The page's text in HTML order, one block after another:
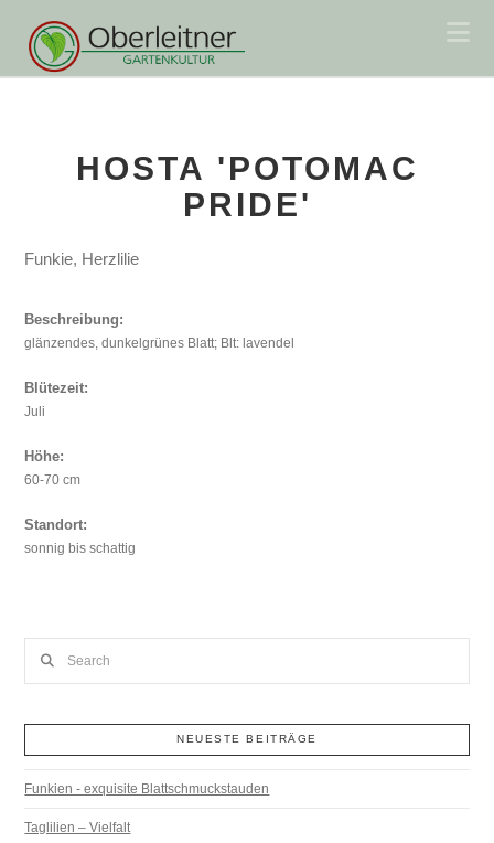
HOSTA 'POTOMAC
PRIDE'
Funkie, Herzlilie
Beschreibung:
glänzendes, dunkelgrünes Blatt; Blt: lavendel
Blütezeit:
Juli
Höhe:
60-70 cm
Standort:
sonnig bis schattig
NEUESTE BEITRÄGE
Funkien - exquisite Blattschmuckstauden
Taglilien – Vielfalt